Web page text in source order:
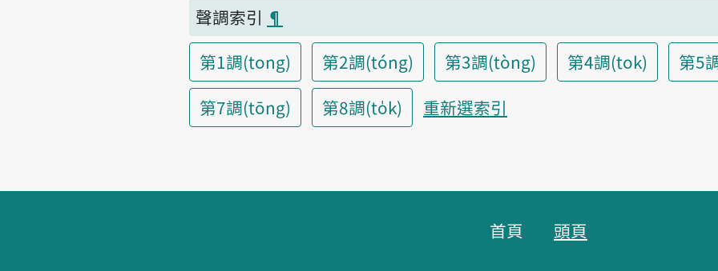
聲調索引 ¶
第1調(tong)
第2調(tóng) 第3調(tòng) 第4調(tok)
第5
第7調(tōng)
第8調(to̍k) 重新選索引
首頁 頭頁